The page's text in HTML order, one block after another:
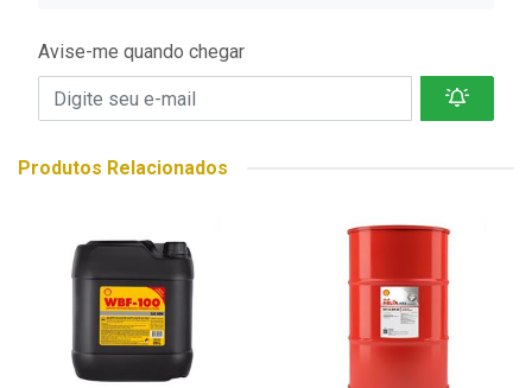
Avise-me quando chegar
Produtos Relacionados